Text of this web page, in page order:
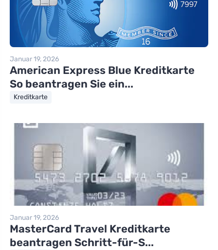
Januar 19, 2026
American Express Blue Kreditkarte
So beantragen Sie ein...
Kreditkarte
Januar 19, 2026
MasterCard Travel Kreditkarte
beantragen Schritt-für-S...